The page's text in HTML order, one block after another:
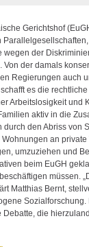
Gerichtshof
wegen der
der damals
Regierungen auch
es die
Arbeitslosigkeit und
aktiv in die
den Abriss von
an private
umzuziehen und
beim EuGH
müssen.
Matthias Bernt,
Sozialforschung.
die